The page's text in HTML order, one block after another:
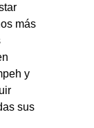
más
y
sus